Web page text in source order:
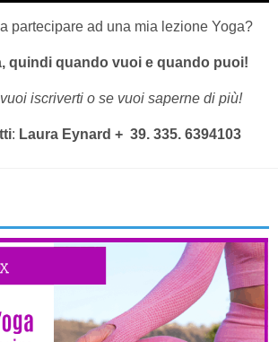
partecipare ad una mia lezione Yoga?
quindi quando vuoi e quando puoi!
iscriverti o se vuoi saperne di più!
: Laura Eynard + 39. 335. 6394103